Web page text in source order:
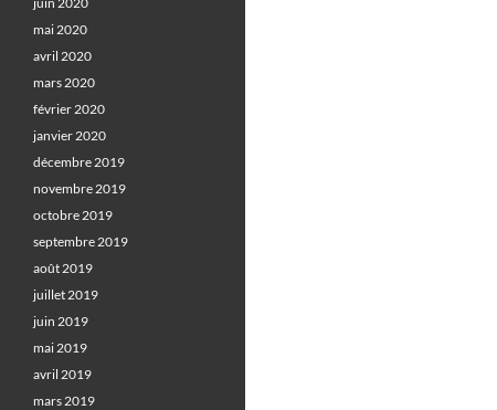
mai 2020
avril 2020
mars 2020
février 2020
janvier 2020
décembre 2019
novembre 2019
octobre 2019
septembre 2019
août 2019
juillet 2019
juin 2019
mai 2019
avril 2019
mars 2019